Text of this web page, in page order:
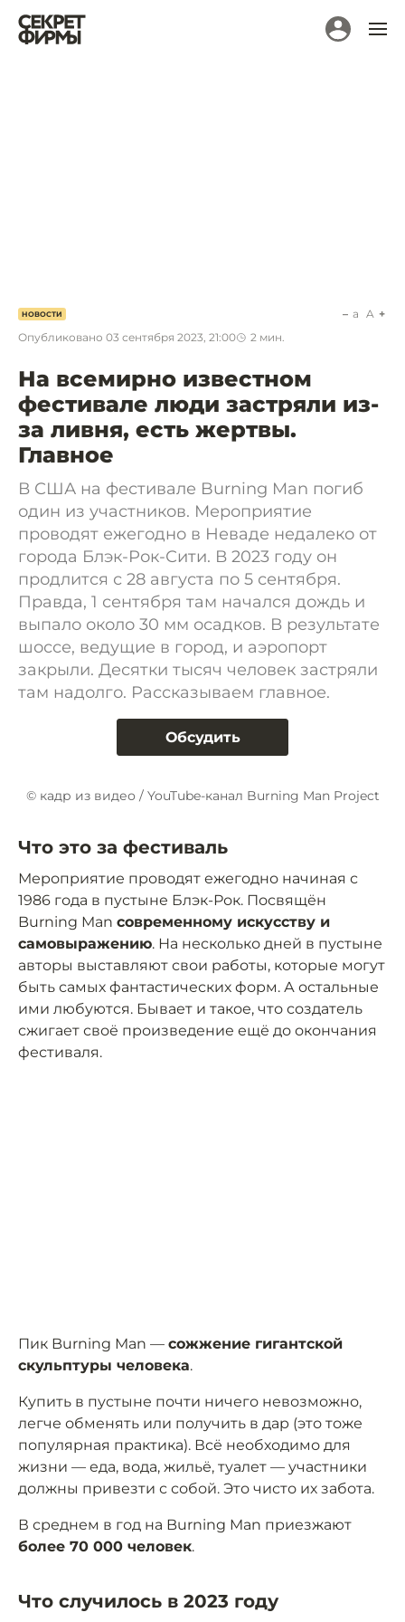
НОВОСТИ
Опубликовано 03 сентября 2023, 21:00 2 мин.
a A
На всемирно известном
фестивале люди застряли из-
за ливня, есть жертвы.
Главное
В США на фестивале Burning Man погиб
один из участников. Мероприятие
проводят ежегодно в Неваде недалеко от
города Блэк-Рок-Сити. В 2023 году он
продлится с 28 августа по 5 сентября.
Правда, 1 сентября там начался дождь и
выпало около 30 мм осадков. В результате
шоссе, ведущие в город, и аэропорт
закрыли. Десятки тысяч человек застряли
там надолго. Рассказываем главное.
Обсудить
© кадр из видео / YouTube-канал Burning Man Project
Что это за фестиваль
Мероприятие проводят ежегодно начиная с
1986 года в пустыне Блэк-Рок. Посвящён
Burning Man современному искусству и
самовыражению. На несколько дней в пустыне
авторы выставляют свои работы, которые могут
быть самых фантастических форм. А остальные
ими любуются. Бывает и такое, что создатель
сжигает своё произведение ещё до окончания
фестиваля.
Пик Burning Man — сожжение гигантской
скульптуры человека.
Купить в пустыне почти ничего невозможно,
легче обменять или получить в дар (это тоже
популярная практика). Всё необходимо для
жизни — еда, вода, жильё, туалет — участники
должны привезти с собой. Это чисто их забота.
В среднем в год на Burning Man приезжают
более 70 000 человек.
Что случилось в 2023 году